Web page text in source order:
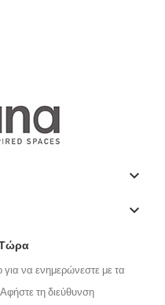
keyboard_arrow_down
keyboard_arrow_down
για να ενημερώνεστε με τα
Αφήστε τη διεύθυνση